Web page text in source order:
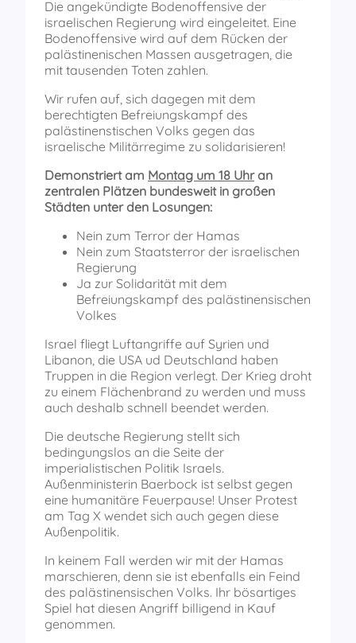
Die angekündigte Bodenoffensive der
israelischen Regierung wird eingeleitet. Eine
Bodenoffensive wird auf dem Rücken der
palästinenischen Massen ausgetragen, die
mit tausenden Toten zahlen.
Wir rufen auf, sich dagegen mit dem
berechtigten Befreiungskampf des
palästinenstischen Volks gegen das
israelische Militärregime zu solidarisieren!
Demonstriert am Montag um 18 Uhran
zentralen Plätzen bundesweit in großen
Städten unter den Losungen:
Nein zum Terror der Hamas
Nein zum Staatsterror der israelischen
Regierung
Ja zur Solidarität mit dem
Befreiungskampf des palästinensischen
Volkes
Israel fliegt Luftangriffe auf Syrien und
Libanon, die USA ud Deutschland haben
Truppen in die Region verlegt. Der Krieg droht
zu einem Flächenbrand zu werden und muss
auch deshalb schnell beendet werden.
Die deutsche Regierung stellt sich
bedingungslos an die Seite der
imperialistischen Politik Israels.
Außenministerin Baerbock ist selbst gegen
eine humanitäre Feuerpause! Unser Protest
am Tag X wendet sich auch gegen diese
Außenpolitik.
In keinem Fall werden wir mit der Hamas
marschieren, denn sie ist ebenfalls ein Feind
des palästinensischen Volks. Ihr bösartiges
Spiel hat diesen Angriff billigend in Kauf
genommen.